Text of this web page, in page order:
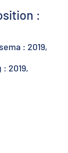
:
: 2019,
2019,